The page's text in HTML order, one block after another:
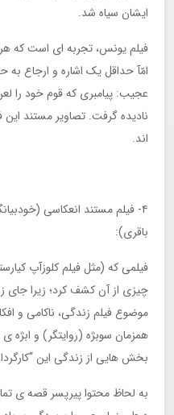
ایشان سیاه شد.
فیلم یونس، تجربه ای است که
امّآ حداقل یک اشاره و ارجاع
عجیب: پیامبری که قوم خود را
نادیده گرفت. تصاویر مستند این
اند.
۴- فیلم مستند انعکاسی
باقری):
فیلمی که (مثل فیلم کلوزآپ
چیزی از آن کشف کرد؛ زیرا
موضوع فیلم زندگی، ناکامی و
همزمان سوبژه (روایتگر) و ابژه ی
بخش هایی از زندگی این
به لحاظ محتوا پیرپسر قصه ی